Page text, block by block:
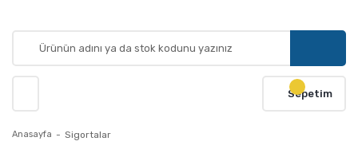
Sepetim
Anasayfa Sigortalar